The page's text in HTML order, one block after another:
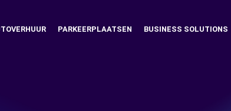
PARKEERPLAATSEN BUSINESS SOLUTIONS